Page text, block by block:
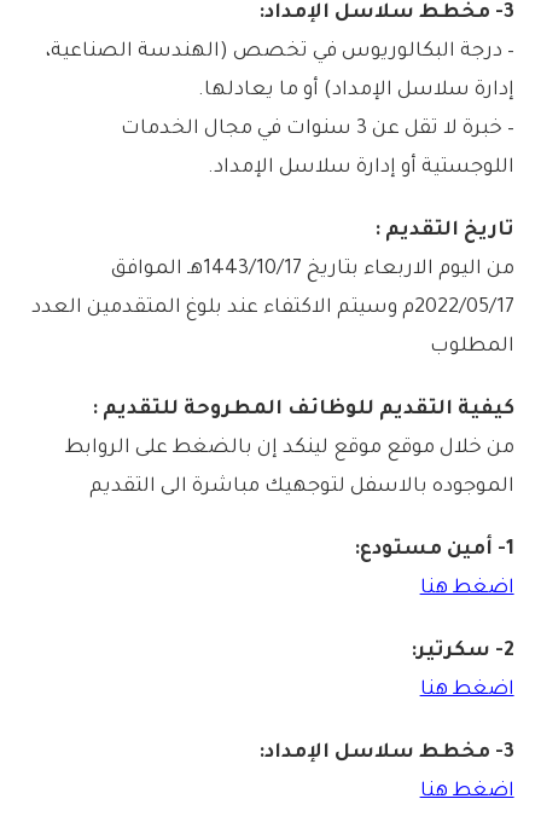
3- مخطط سلاسل الإمداد:
– درجة البكالوريوس في تخصص (الهندسة الصناعية،
إدارة سلاسل الإمداد) أو ما يعادلها.
– خبرة لا تقل عن 3 سنوات في مجال الخدمات
اللوجستية أو إدارة سلاسل الإمداد.
تاريخ التقديم :
من اليوم الاربعاء بتاريخ 1443/10/17هـ الموافق
2022/05/17م وسيتم الاكتفاء عند بلوغ المتقدمين العدد
المطلوب
كيفية التقديم للوظائف المطروحة للتقديم :
من خلال موقع موقع لينكد إن بالضغط على الروابط
الموجوده بالاسفل لتوجهيك مباشرة الى التقديم
1- أمين مستودع:
اضغط هنا
2- سكرتير:
اضغط هنا
3- مخطط سلاسل الإمداد:
اضغط هنا